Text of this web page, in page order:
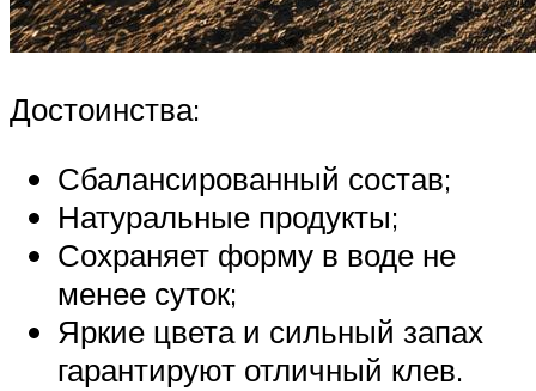
Достоинства:
Сбалансированный состав;
Натуральные продукты;
Сохраняет форму в воде не
менее суток;
Яркие цвета и сильный запах
гарантируют отличный клев.